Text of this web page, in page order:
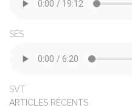
SES
SVT
ARTICLES RÉCENTS